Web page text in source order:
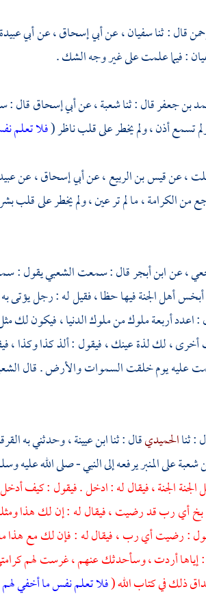
قال : ثناسفيان ،عنأبي إسحاق ،عنأبي
: فيما علمت على غير وجه الشك .
بن جعفرقال : ثناشعبة ،عنأبي إسحاققال :
تسمع أذن ، ولم يخطر على قلب ناظر (فلا تعلم
،عنقيس بن الربيع ،عنأبي إسحاق ،عن
من الكرامة ، ما لم تر عين ، ولم يخطر على قلب
،عنابن أبجرقال : سمعتالشعبييقول :
أهل الجنة فيها حظا ، فقيل له : رجل يؤتى
: اعدد أربعة ملوك من ملوك الدنيا ، فيكون
، لك لذة عينك ، فيقول : ألذ كذا وكذا
عليه يوم خلقت السموات والأرض . قال
: ثناالحميديقال : ثناابن عيينة ،وحدثني به
شعبةعلى المنبر يرفعه إلى النبي - صلى الله عليه
الجنة ، فيقال له : ادخل . فيقول : كيف
بخ أي رب قد رضيت ، فيقال له : إن لك هذا
: رضيت أي رب ، فيقال له : فإن لك مع
: إياها أردت ، وسأحدثك عنهم ، غرست لهم
ذلك في كتاب الله (فلا تعلم نفس ما أخفي لهم